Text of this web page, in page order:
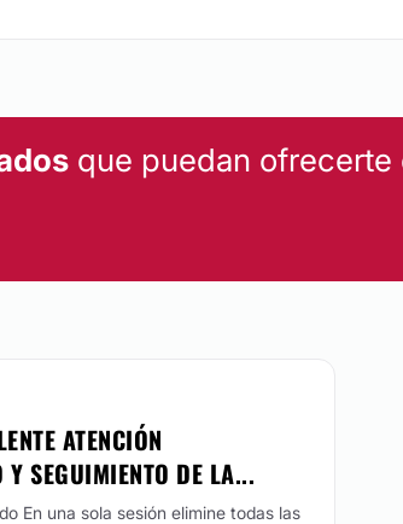
que puedan ofrecerte
ATENCIÓN
Y SEGUIMIENTO DE LA...
En una sola sesión elimine todas las